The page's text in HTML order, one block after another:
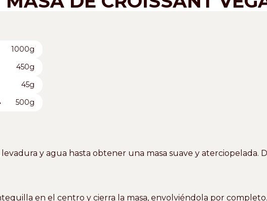
1000g
450g
45g
500g
levadura y agua hasta obtener una masa suave y aterciopelada.
en el centro y cierra la masa, envolviéndola por